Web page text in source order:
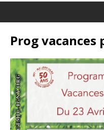
Prog vacances